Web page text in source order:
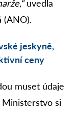
uvedla
(ANO).
jeskyně,
ceny
muset údaje
Ministerstvo si